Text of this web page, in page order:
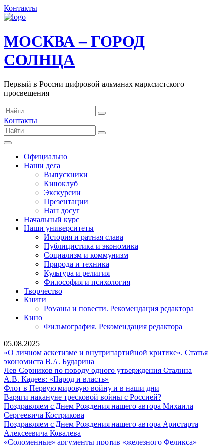
Контакты
МОСКВА – ГОРОД
СОЛНЦА
Первый в России цифровой альманах марксистского
просвещения
Контакты
Официально
Наши дела
Выпускники
Киноклуб
Экскурсии
Презентации
Наш досуг
Начальный курс
Наши университеты
История и ратная слава
Публицистика и экономика
Социализм и коммунизм
Природа и техника
Культура и религия
Философия и психология
Творчество
Книги
Романы и повести. Рекомендация редактора
Кино
Фильмография. Рекомендация редактора
05.08.2025
«О личном аскетизме и внутрипартийной критике». Статья
экономиста В.А. Бударина
личном
аскетизме
и
внутрипартийной
критике».
экономиста
Бударина
Лев Сорников по поводу одного утверждения Сталина
одного
Сталина
А.В. Кадеев: «Народ и власть»
Кадеев:
«Народ
и
Флот в Первую мировую войну и в наши дни
в
Первую
войну
в
Варяги накануне тресковой войны с Россией?Варяги
накануне
войны
Россией?
Поздравляем с Днем Рождения нашего автора Михаила
Сергеевича Кострикова
с
Рождения
Поздравляем с Днем Рождения нашего автора Аристарта
Алексеевича Ковалева
с
«Соломенные» аргументы против «железного Феликса»